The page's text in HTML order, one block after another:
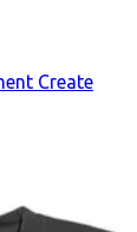
Create